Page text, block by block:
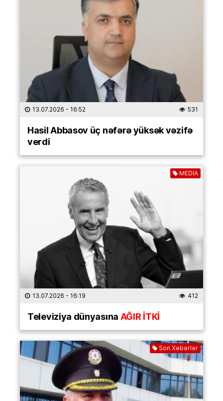
13.07.2026 - 16:52 531
Hasil Abbasov üç nəfərə yüksək vəzifə
verdi
MEDİA
13.07.2026 - 16:19 412
Televiziya dünyasınaAĞIR İTKİ
Son Xəbərlər